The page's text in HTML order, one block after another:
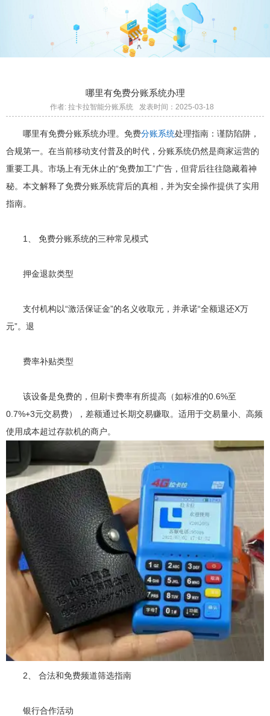
哪里有免费分账系统办理
作者: 拉卡拉智能分账系统 发表时间：2025-03-18
哪里有免费分账系统办理。免费分账系统处理指南：谨防陷阱，
合规第一。在当前移动支付普及的时代，分账系统仍然是商家运营的
重要工具。市场上有无休止的“免费加工”广告，但背后往往隐藏着神
秘。本文解释了免费分账系统背后的真相，并为安全操作提供了实用
指南。
1、 免费分账系统的三种常见模式
押金退款类型
支付机构以“激活保证金”的名义收取元，并承诺“全额退还X万
元”。退
费率补贴类型
该设备是免费的，但刷卡费率有所提高（如标准的0.6%至
0.7%+3元交易费），差额通过长期交易赚取。适用于交易量小、高频
使用成本超过存款机的商户。
2、 合法和免费频道筛选指南
银行合作活动